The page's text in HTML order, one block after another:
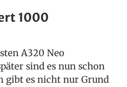
1000
A320 Neo
sind es nun schon
gibt es nicht nur Grund